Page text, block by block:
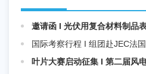
邀请函 I 光伏用复合材料制品
国际考察行程 I 组团赴JEC法
叶片大赛启动征集 I 第二届风